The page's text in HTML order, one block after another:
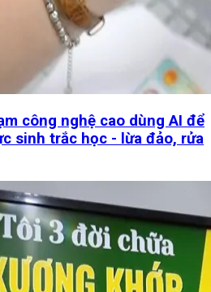
công nghệ cao dùng AI để
sinh trắc học - lừa đảo, rửa